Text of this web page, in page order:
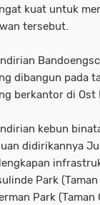
kuat untuk
tersebut.
dibangun pada
berkantor di Ost
kebun
didirikannya
Park
Park (Taman